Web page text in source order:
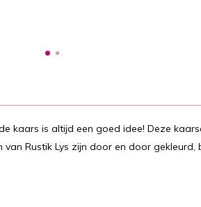
kaars is altijd een goed idee! Deze
Rustik Lys zijn door en door gekleurd,